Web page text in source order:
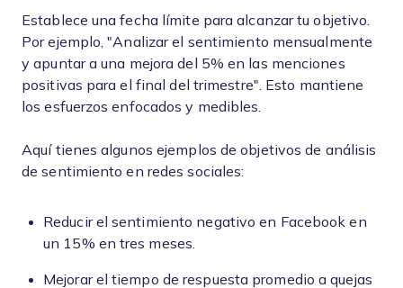
Establece una fecha límite para alcanzar tu objetivo.
Por ejemplo, "Analizar el sentimiento mensualmente
y apuntar a una mejora del 5% en las menciones
positivas para el final del trimestre". Esto mantiene
los esfuerzos enfocados y medibles.
Aquí tienes algunos ejemplos de objetivos de análisis
de sentimiento en redes sociales:
Reducir el sentimiento negativo en Facebook en
un 15% en tres meses.
Mejorar el tiempo de respuesta promedio a quejas